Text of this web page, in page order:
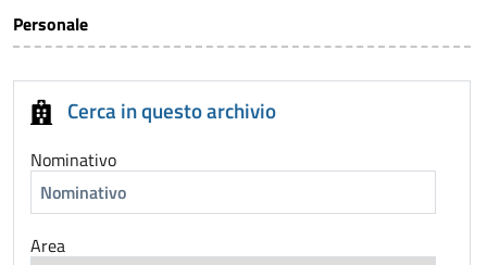
Personale
Cerca in questo archivio
Nominativo
Area